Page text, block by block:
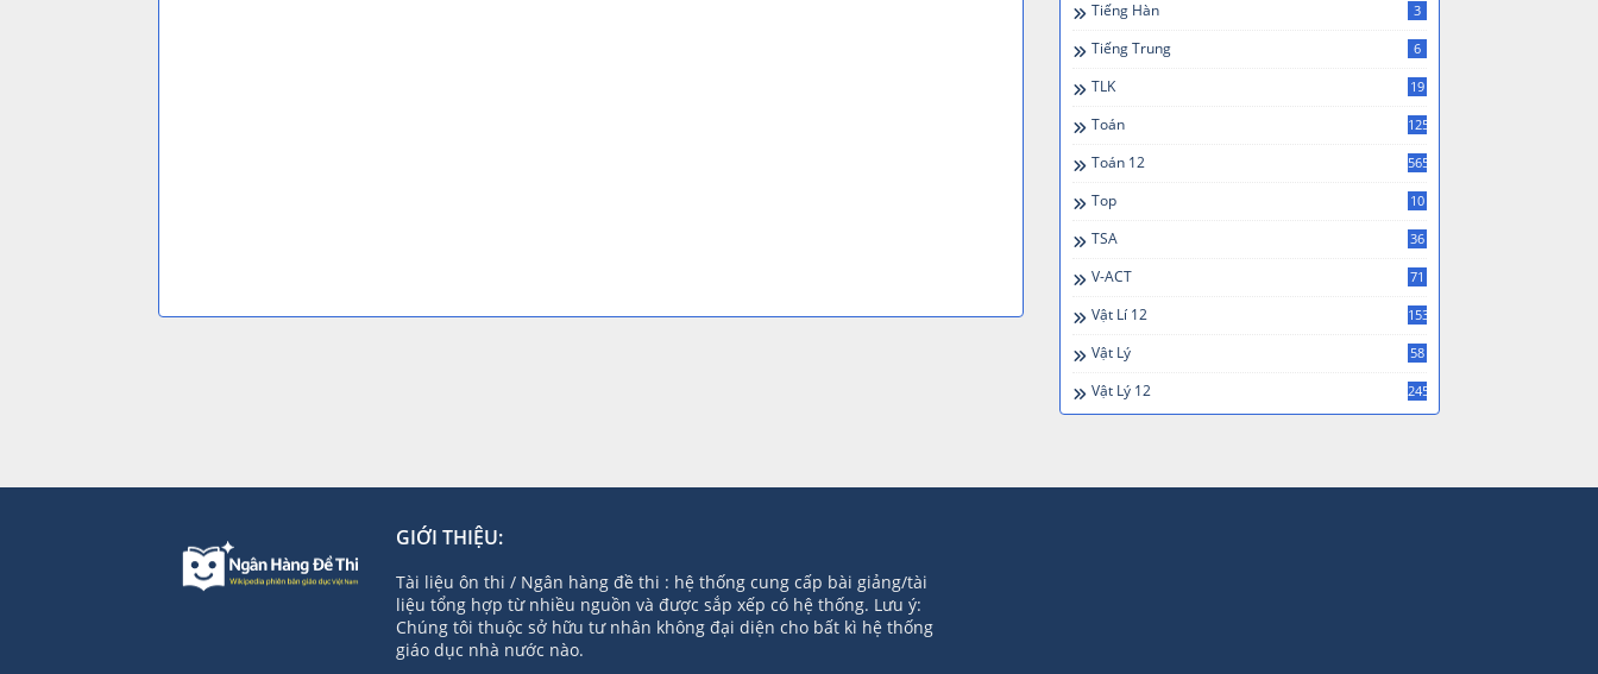
Tiếng Hàn 3
Tiếng Trung 6
TLK 19
Toán 125
Toán 12 565
Top 10
TSA 36
V-ACT 71
Vật Lí 12 153
Vật Lý 58
Vật Lý 12 245
GIỚI THIỆU:
Tài liệu ôn thi / Ngân hàng đề thi : hệ thống cung cấp bài giảng/tài
liệu tổng hợp từ nhiều nguồn và được sắp xếp có hệ thống. Lưu ý:
Chúng tôi thuộc sở hữu tư nhân không đại diện cho bất kì hệ thống
giáo dục nhà nước nào.